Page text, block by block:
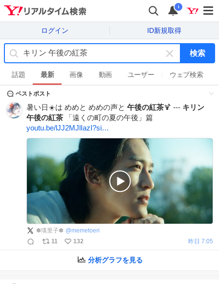
i
ログイン ID新規取得
キ
ー
ワ
す
検索
話題 最新 画像 動画 ユーザー ウェブ検索
ベストポスト
暑い日☀️は めめと めめの声と 午後の紅茶🍹 --- キリン
午後の紅茶 「遠くの町の夏の午後」篇
youtu.be/lJJ2MJlIazI?si…
✽️瑛里子✽️ @memetoeri
11
132 昨日 7:05
分析グラフを見る